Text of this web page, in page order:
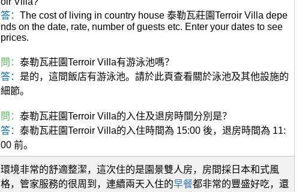
答： The cost of living in country house 泰勒瓦莊園Terroir Villa depe
nds on the date, rate, number of guests etc. Enter your dates to see
prices.
問： 泰勒瓦莊園Terroir Villa有游泳池嗎？
答： 是的，這間飯店有游泳池。請於此頁查看關於泳池及其他設施的
細節。
問： 泰勒瓦莊園Terroir Villa的入住及退房時間分別是？
答： 泰勒瓦莊園Terroir Villa的入住時間為 15:00 後，退房時間為 11:
00 前。
環境非常的舒適整潔，這次住的是園景雙人房，房間採日本和式風
格，管家服務的很周到，連續兩天入住的早餐都非常的豐盛好吃，還